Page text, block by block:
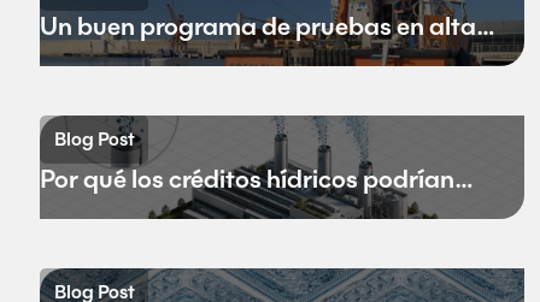
Un buen programa de pruebas en alta
mar
Blog Post
Por qué los créditos hídricos podrían
sustituir a los créditos de carbono
Blog Post